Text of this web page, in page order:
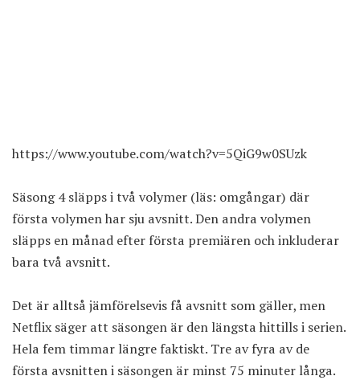
https://www.youtube.com/watch?v=5QiG9w0SUzk
Säsong 4 släpps i två volymer (läs: omgångar) där
första volymen har sju avsnitt. Den andra volymen
släpps en månad efter första premiären och inkluderar
bara två avsnitt.
Det är alltså jämförelsevis få avsnitt som gäller, men
Netflix säger att säsongen är den längsta hittills i serien.
Hela fem timmar längre faktiskt. Tre av fyra av de
första avsnitten i säsongen är minst 75 minuter långa.